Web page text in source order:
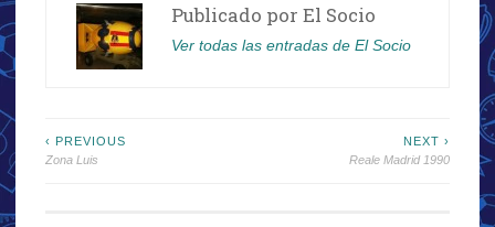
Publicado por El Socio
Ver todas las entradas de El Socio
Navegación
‹ PREVIOUS
Zona Luis
NEXT ›
Reale Madrid 1990